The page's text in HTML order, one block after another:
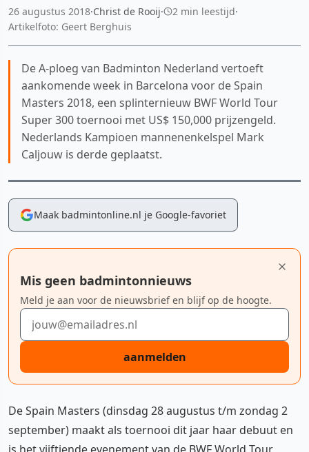
26 augustus 2018·Christ de Rooij· 2 min leestijd·
Artikelfoto: Geert Berghuis
De A-ploeg van Badminton Nederland vertoeft
aankomende week in Barcelona voor de Spain
Masters 2018, een splinternieuw BWF World Tour
Super 300 toernooi met US$ 150,000 prijzengeld.
Nederlands Kampioen mannenenkelspel Mark
Caljouw is derde geplaatst.
Maak badmintonline.nl je Google-favoriet
Mis geen badmintonnieuws
Meld je aan voor de nieuwsbrief en blijf op de hoogte.
E-mailadres
aanmelden
De Spain Masters (dinsdag 28 augustus t/m zondag 2
september) maakt als toernooi dit jaar haar debuut en